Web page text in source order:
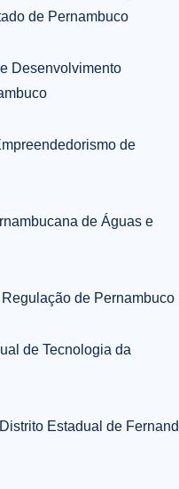
de Pernambuco
Desenvolvimento
de
de Águas e
de Pernambuco
de Tecnologia da
Estadual de